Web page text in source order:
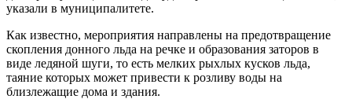
указали в муниципалитете.
Как известно, мероприятия направлены на предотвращение
скопления донного льда на речке и образования заторов в
виде ледяной шуги, то есть мелких рыхлых кусков льда,
таяние которых может привести к розливу воды на
близлежащие дома и здания.